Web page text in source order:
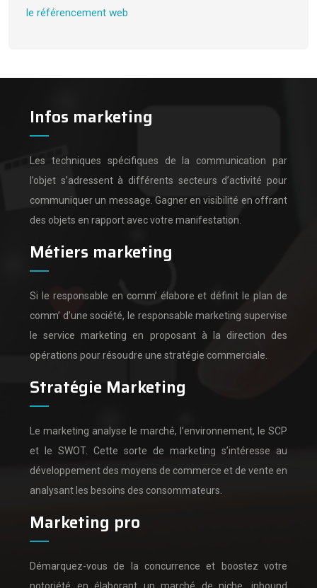
le référencement web
Infos marketing
Les techniques spécifiques de la communication par
l’objet s’adressent à différents secteurs d’activité pour
communiquer un message. Gagner en visibilité en offrant
des objets en rapport avec votre manifestation.
Métiers marketing
Si le responsable en comm’ élabore et définit le plan de
comm’ d’une société, le responsable marketing supervise
le service marketing en proposant à la direction des
opérations pour résoudre une stratégie commerciale.
Stratégie Marketing
Le marketing analyse le marché, l’environnement, le SCP
et le SWOT. Cette sorte de marketing s’intéresse au
développement des moyens de commerce et de vente en
analysant les besoins des consommateurs.
Marketing pro
Démarquez-vous de la concurrence et boostez votre
notoriété en élaborant un marché de niche, inbound